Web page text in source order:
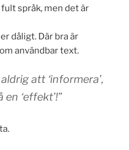
språk, men det är
dåligt. Där bra är
användbar text.
att ‘informera’,
‘effekt’!”